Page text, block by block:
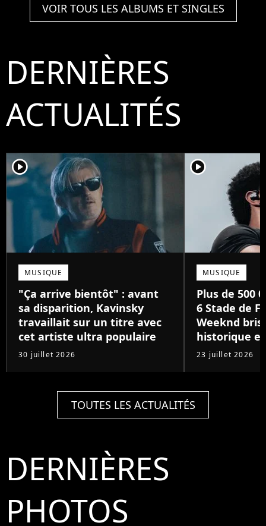
VOIR TOUS LES ALBUMS ET SINGLES
DERNIÈRES
ACTUALITÉS
player2
MUSIQUE
"Ça arrive bientôt" : avant
sa disparition, Kavinsky
travaillait sur un titre avec
cet artiste ultra populaire
30 juillet 2026
player2
MUSIQUE
Plus de 500
6 Stade de
Weeknd
historique
23 juillet 2026
TOUTES LES ACTUALITÉS
DERNIÈRES
PHOTOS